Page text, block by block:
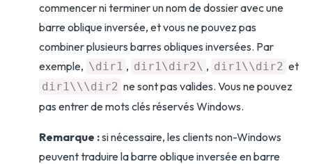
commencer ni terminer un nom de dossier avec une
barre oblique inversée, et vous ne pouvez pas
combiner plusieurs barres obliques inversées. Par
exemple, \dir1 , dir1\dir2\ , dir1\\dir2 et
dir1\\\dir2 ne sont pas valides. Vous ne pouvez
pas entrer de mots clés réservés Windows.
Remarque :si nécessaire, les clients non-Windows
peuvent traduire la barre oblique inversée en barre